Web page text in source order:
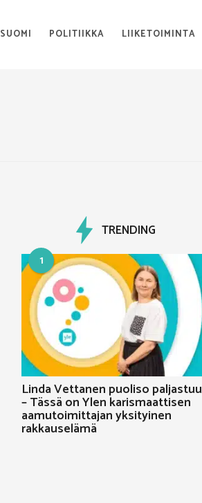
SUOMI POLITIIKKA LIIKETOIMINTA
TRENDING
1
Linda Vettanen puoliso paljastuu
– Tässä on Ylen karismaattisen
aamutoimittajan yksityinen
rakkauselämä